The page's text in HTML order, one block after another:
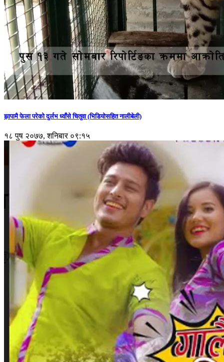
झापामै फेला परेको दुर्लभ ध्वाँसे चितुवा (भिडियोसहित नालीबेली)
१८ पुष २०७७, शनिबार ०९:१५